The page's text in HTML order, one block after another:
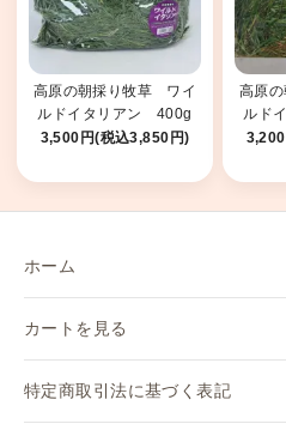
高原の朝採り牧草 ワイ
ルドイタリアン 400g
2025
3,500円(税込3,850円)
高原
ルド
ホーム
カートを見る
特定商取引法に基づく表記